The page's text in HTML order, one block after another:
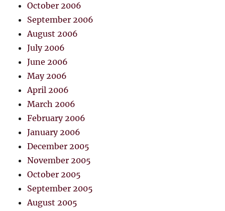
October 2006
September 2006
August 2006
July 2006
June 2006
May 2006
April 2006
March 2006
February 2006
January 2006
December 2005
November 2005
October 2005
September 2005
August 2005